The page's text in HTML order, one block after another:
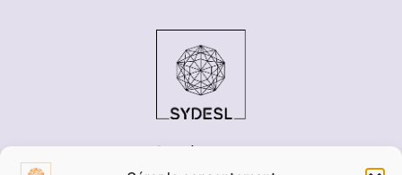
Cité de l'entreprise